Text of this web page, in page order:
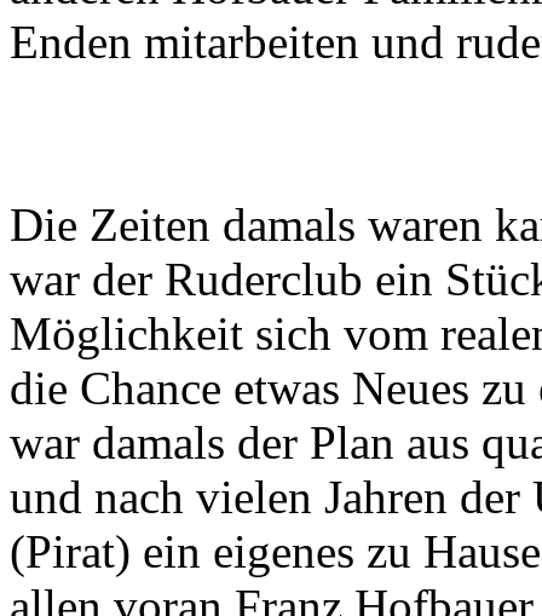
Enden mitarbeiten und
Die Zeiten damals waren
war der Ruderclub ein
Möglichkeit sich vom
die Chance etwas Neues
war damals der Plan aus
und nach vielen Jahren
(Pirat) ein eigenes zu